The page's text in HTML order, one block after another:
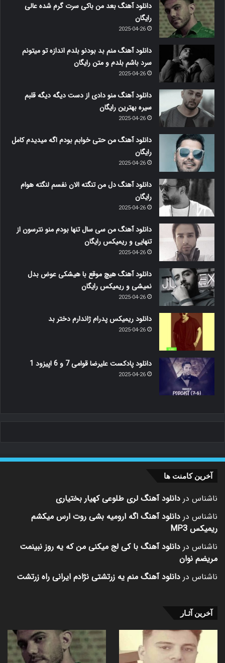
دانلود آهنگ بعد من باکی سرت گرم شده عالی
رایگان
2025-04-26
دانلود آهنگ منم بد بودنو بلدم اندازه تو میتونم
سرد باشم بلدم و متن رایگان
2025-04-26
دانلود آهنگ منو دادی از دست دیگه دیگه قلبم
سیره بهترین رایگان
2025-04-26
دانلود آهنگ من حتی خوابم بودم اگه میدیدم کامل
رایگان
2025-04-26
دانلود آهنگ دل من تنگته الان نفسم لنگته هوام
رایگان
2025-04-26
دانلود آهنگ من سی سال تنها بودم منو نترسون از
تنهایی و ریمیکس رایگان
2025-04-26
دانلود آهنگ هیچ موقع با هیشکی عوض بدل
نمیشی و ریمیکس رایگان
2025-04-26
دانلود ریمیکس پدرام ژاندارم دختر بد
2025-04-26
دانلود پادکست علیرضا قوامی 7 و 6 اپیزود 1
2025-04-26
آخرین کامنت ها
ناشناس در دانلود آهنگ لری طلوعی کهیار بختیاری
ناشناس در دانلود آهنگ اگه ارومیه بشی روت ارس میکشم
ریمیکس MP3
ناشناس در دانلود آهنگ با کی لج میکنی من که یه روز نبینمت
مریضم نوان
ناشناس در دانلود آهنگ منم یه زرتشتی نژادم ایرانی راه زرتشت
آخرین آثـار